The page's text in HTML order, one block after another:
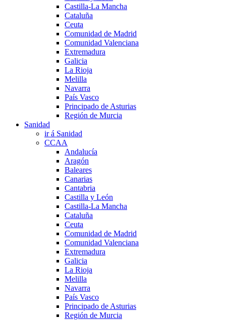
Castilla-La Mancha
Cataluña
Ceuta
Comunidad de Madrid
Comunidad Valenciana
Extremadura
Galicia
La Rioja
Melilla
Navarra
País Vasco
Principado de Asturias
Región de Murcia
Sanidad
ir á Sanidad
CCAA
Andalucía
Aragón
Baleares
Canarias
Cantabria
Castilla y León
Castilla-La Mancha
Cataluña
Ceuta
Comunidad de Madrid
Comunidad Valenciana
Extremadura
Galicia
La Rioja
Melilla
Navarra
País Vasco
Principado de Asturias
Región de Murcia